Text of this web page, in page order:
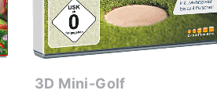
3D Mini-Golf